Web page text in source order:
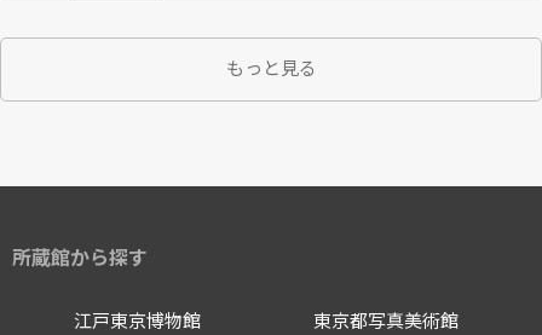
もっと見る
所蔵館から探す
江戸東京博物館 東京都写真美術館